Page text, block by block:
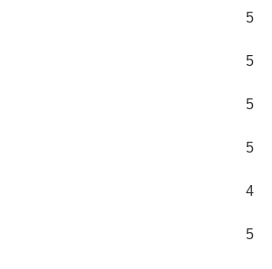
5
5
5
5
4
5